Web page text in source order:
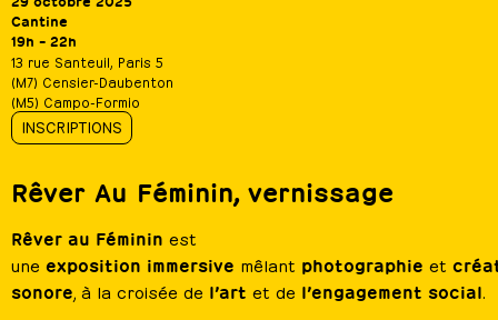
Cantine
19h – 22h
13 rue Santeuil, Paris 5
(M7) Censier-Daubenton
(M5) Campo-Formio
INSCRIPTIONS
Rêver Au Féminin, vernissage
Rêver au Féminin est
une exposition immersive mêlant photographie et
sonore , à la croisée de l’art et de l’engagement social